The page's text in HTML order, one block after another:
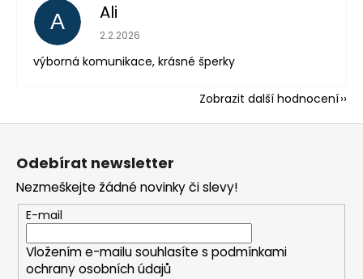
A Ali
Hodnocení obchodu je 5 z 5 hvězdiček.
2.2.2026
výborná komunikace, krásné šperky
Zobrazit další hodnocení
Z
Odebírat newsletter
Nezmeškejte žádné novinky či slevy!
E-mail
Vložením e-mailu souhlasíte s podmínkami
ochrany osobních údajů